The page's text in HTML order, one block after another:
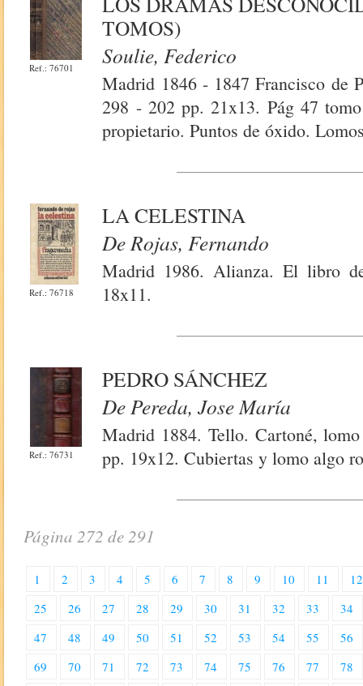
Ref.: 76701
TOMOS)
Soulie, Federico
Madrid 1846 - 1847 Francisco de
298 - 202 pp. 21x13. Pág 47
propietario. Puntos de óxido.
Ref.: 76718
LA CELESTINA
De Rojas, Fernando
Madrid 1986. Alianza. El libro
18x11.
Ref.: 76731
PEDRO SÁNCHEZ
De Pereda, Jose María
Madrid 1884. Tello. Cartoné,
pp. 19x12. Cubiertas y lomo algo
Página 272 de 291
1 2 3 4 5 6 7 8 9 10 11
12
25
26 27 28 29 30 31 32 33
34
47
48 49 50 51 52 53 54 55
56
69
70 71 72 73 74 75 76 77
78